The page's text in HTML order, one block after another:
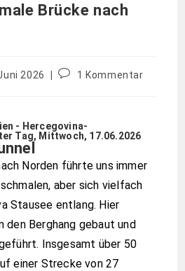
Brücke nach
2026 1 Kommentar
- Hercegovina-
Tag, Mittwoch, 17.06.2026
Norden führte uns immer
aber sich vielfach
Stausee entlang. Hier
den Berghang gebaut und
Insgesamt über 50
einer Strecke von 27